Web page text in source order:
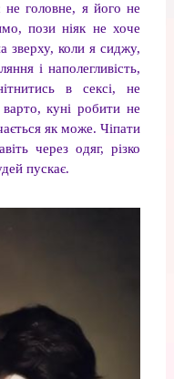
не головне, я його не
пози ніяк не хоче
зверху, коли я сиджу,
і наполегливість,
в сексі, не
куні робити не
як може. Чіпати
через одяг, різко
пускає.